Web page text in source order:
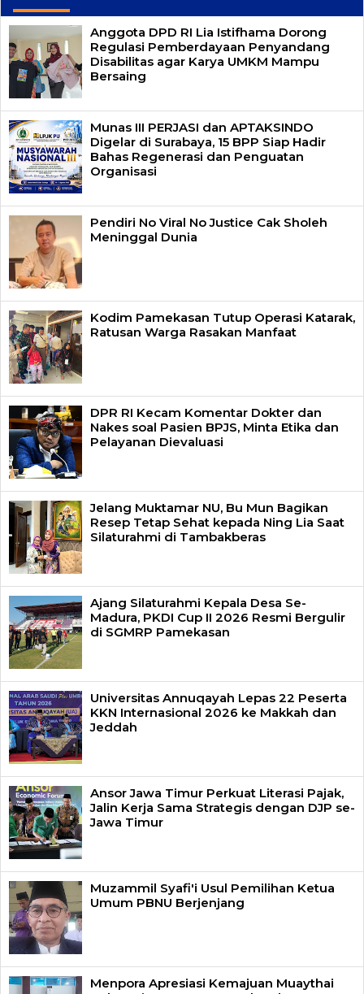
Anggota DPD RI Lia Istifhama Dorong
Regulasi Pemberdayaan Penyandang
Disabilitas agar Karya UMKM Mampu
Bersaing
Munas III PERJASI dan APTAKSINDO
Digelar di Surabaya, 15 BPP Siap Hadir
Bahas Regenerasi dan Penguatan
Organisasi
Pendiri No Viral No Justice Cak Sholeh
Meninggal Dunia
Kodim Pamekasan Tutup Operasi Katarak,
Ratusan Warga Rasakan Manfaat
DPR RI Kecam Komentar Dokter dan
Nakes soal Pasien BPJS, Minta Etika dan
Pelayanan Dievaluasi
Jelang Muktamar NU, Bu Mun Bagikan
Resep Tetap Sehat kepada Ning Lia Saat
Silaturahmi di Tambakberas
Ajang Silaturahmi Kepala Desa Se-
Madura, PKDI Cup II 2026 Resmi Bergulir
di SGMRP Pamekasan
Universitas Annuqayah Lepas 22 Peserta
KKN Internasional 2026 ke Makkah dan
Jeddah
Ansor Jawa Timur Perkuat Literasi Pajak,
Jalin Kerja Sama Strategis dengan DJP se-
Jawa Timur
Muzammil Syafi'i Usul Pemilihan Ketua
Umum PBNU Berjenjang
Menpora Apresiasi Kemajuan Muaythai